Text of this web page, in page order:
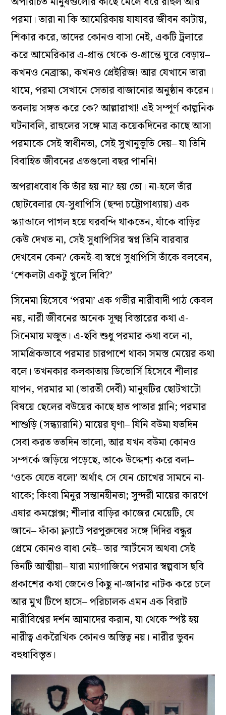
পরমা। তারা না কি আমেরিকায় যাযাবর জীবন কাটায়,
শিকার করে, তাদের কোনও বাসা নেই, একটি ট্রলারে
করে আমেরিকার এ-প্রান্ত থেকে ও-প্রান্তে ঘুরে বেড়ায়–
কখনও নেব্রাস্কা, কখনও প্রেইরিজ! আর যেখানে তারা
থামে, পরমা সেখানে সেতার বাজানোর অনুষ্ঠান করেন।
তবলায় সঙ্গত করে কে? আল্লারাখা! এই সম্পূর্ণ কাল্পনিক
ঘটনাবলি, রাহুলের সঙ্গে মাত্র কয়েকদিনের কাছে আসা
পরমাকে সেই স্বাধীনতা, সেই সুখানুভূতি দেয়– যা তিনি
বিবাহিত জীবনের এতগুলো বছর পাননি!
অপরাধবোধ কি তাঁর হয় না? হয় তো। না-হলে তাঁর
ছোটবেলার যে-সুধাপিসি (ছন্দা চট্টোপাধ্যায়) এক
স্ক্যান্ডালে পাগল হয়ে ঘরবন্দি থাকতেন, যাঁকে বাড়ির
কেউ দেখত না, সেই সুধাপিসির স্বপ্ন তিনি বারবার
দেখবেন কেন? কেনই-বা স্বপ্নে সুধাপিসি তাঁকে বলবেন,
‘শেকলটা একটু খুলে দিবি?’
সিনেমা হিসেবে ‘পরমা’ এক গভীর নারীবাদী পাঠ কেবল
নয়, নারী জীবনের অনেক সূক্ষ্ম বিস্তারের কথা এ-
সিনেমায় মজুত। এ-ছবি শুধু পরমার কথা বলে না,
সামগ্রিকভাবে পরমার চারপাশে থাকা সমস্ত মেয়ের কথা
বলে। তখনকার কলকাতায় ডিভোর্সি হিসেবে শীলার
যাপন, পরমার মা (ভারতী দেবী) মানুষটির ছোটখাটো
বিষয়ে ছেলের বউয়ের কাছে হাত পাতার গ্লানি; পরমার
শাশুড়ি (সন্ধ্যারানি) মায়ের ঘৃণা– যিনি বউমা যতদিন
সেবা করত ততদিন ভালো, আর যখন বউমা কোনও
সম্পর্কে জড়িয়ে পড়েছে, তাকে উদ্দেশ্য করে বলা–
‘ওকে যেতে বলো’ অর্থাৎ সে যেন চোখের সামনে না-
থাকে; কিংবা মিনুর সন্তানহীনতা; সুন্দরী মায়ের কারণে
এষার কমপ্লেক্স; শীলার বাড়ির কাজের মেয়েটি, যে
জানে– ফাঁকা ফ্ল্যাটে পরপুরুষের সঙ্গে দিদির বন্ধুর
প্রেমে কোনও বাধা নেই– তার স্মার্টনেস অথবা সেই
তিনটি আত্মীয়া– যারা ম্যাগাজিনে পরমার স্বল্পবাস ছবি
প্রকাশের কথা জেনেও কিছু না-জানার নাটক করে চলে
আর মুখ টিপে হাসে– পরিচালক এমন এক বিরাট
নারীবিশ্বের দর্শন আমাদের করান, যা থেকে স্পষ্ট হয়
নারীত্ব একরৈখিক কোনও অস্তিত্ব নয়। নারীর ভুবন
বহুধাবিস্তৃত।